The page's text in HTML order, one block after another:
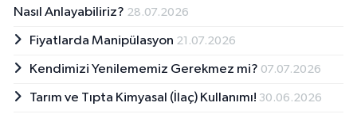
Nasıl Anlayabiliriz? 28.07.2026
Fiyatlarda Manipülasyon 21.07.2026
Kendimizi Yenilememiz Gerekmez mi? 07.07.2026
Tarım ve Tıpta Kimyasal (İlaç) Kullanımı! 30.06.2026